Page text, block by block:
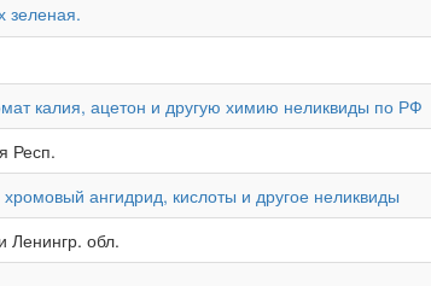
зеленая.
калия, ацетон и другую химию неликвиды по РФ
Респ.
ангидрид, кислоты и другое неликвиды
Ленингр. обл.